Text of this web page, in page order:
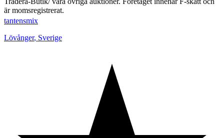
är momsregistrerat.
tantensmix
Lövånger, Sverige